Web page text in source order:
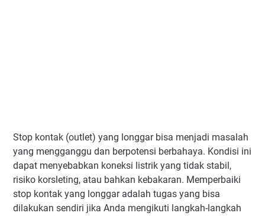
Stop kontak (outlet) yang longgar bisa menjadi masalah
yang mengganggu dan berpotensi berbahaya. Kondisi ini
dapat menyebabkan koneksi listrik yang tidak stabil,
risiko korsleting, atau bahkan kebakaran. Memperbaiki
stop kontak yang longgar adalah tugas yang bisa
dilakukan sendiri jika Anda mengikuti langkah-langkah